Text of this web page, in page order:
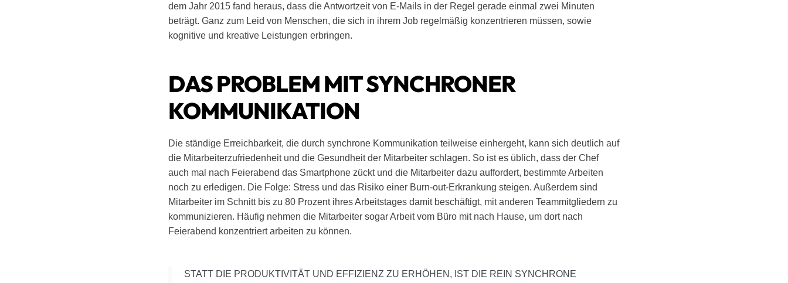
dem Jahr 2015 fand heraus, dass die Antwortzeit von E-Mails in der Regel gerade einmal zwei Minuten
beträgt. Ganz zum Leid von Menschen, die sich in ihrem Job regelmäßig konzentrieren müssen, sowie
kognitive und kreative Leistungen erbringen.
DAS PROBLEM MIT SYNCHRONER
KOMMUNIKATION
Die ständige Erreichbarkeit, die durch synchrone Kommunikation teilweise einhergeht, kann sich deutlich auf
die Mitarbeiterzufriedenheit und die Gesundheit der Mitarbeiter schlagen. So ist es üblich, dass der Chef
auch mal nach Feierabend das Smartphone zückt und die Mitarbeiter dazu auffordert, bestimmte Arbeiten
noch zu erledigen. Die Folge: Stress und das Risiko einer Burn-out-Erkrankung steigen. Außerdem sind
Mitarbeiter im Schnitt bis zu 80 Prozent ihres Arbeitstages damit beschäftigt, mit anderen Teammitgliedern zu
kommunizieren. Häufig nehmen die Mitarbeiter sogar Arbeit vom Büro mit nach Hause, um dort nach
Feierabend konzentriert arbeiten zu können.
STATT DIE PRODUKTIVITÄT UND EFFIZIENZ ZU ERHÖHEN, IST DIE REIN SYNCHRONE